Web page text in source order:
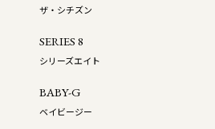
ザ・シチズン
SERIES 8
シリーズエイト
BABY-G
ベイビージー